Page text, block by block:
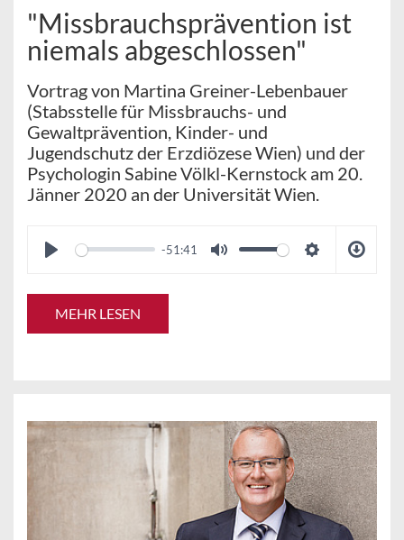
"Missbrauchsprävention ist
niemals abgeschlossen"
Vortrag von Martina Greiner-Lebenbauer
(Stabsstelle für Missbrauchs- und
Gewaltprävention, Kinder- und
Jugendschutz der Erzdiözese Wien) und der
Psychologin Sabine Völkl-Kernstock am 20.
Jänner 2020 an der Universität Wien.
-51:41
MEHR LESEN